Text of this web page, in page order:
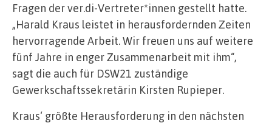
Fragen der ver.di-Vertreter*innen gestellt hatte.
„Harald Kraus leistet in herausfordernden Zeiten
hervorragende Arbeit. Wir freuen uns auf weitere
fünf Jahre in enger Zusammenarbeit mit ihm“,
sagt die auch für DSW21 zuständige
Gewerkschaftssekretärin Kirsten Rupieper.
Kraus‘ größte Herausforderung in den nächsten